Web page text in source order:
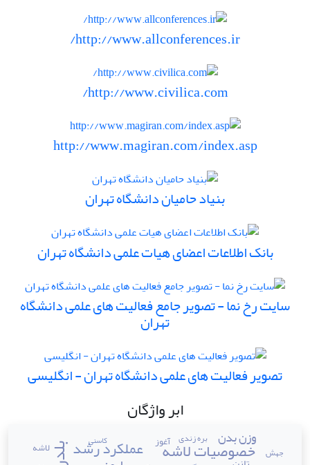
http://www.allconferences.ir/
http://www.civilica.com/
http://www.magiran.com/index.asp
بنیاد حامیان دانشگاه تهران
بانک اطلاعات اعضای هیات علمی دانشگاه تهران
سایت رخ نما - تصویر جامع فعالیت های علمی دانشگاه
تهران
تصویر فعالیت های علمی دانشگاه تهران - انگلیسی
ابر واژگان
خصوصیات لاشه عملکرد رشد وزن بدن لاشه آغوز بره زندی
جهش
کاسنی